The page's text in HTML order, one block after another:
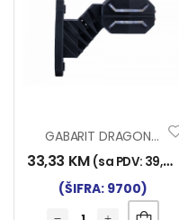
GABARIT DRAGON PK-K 3F LED LIJEVI
33,33 KM (sa PDV: 39,00
(ŠIFRA: 9700)